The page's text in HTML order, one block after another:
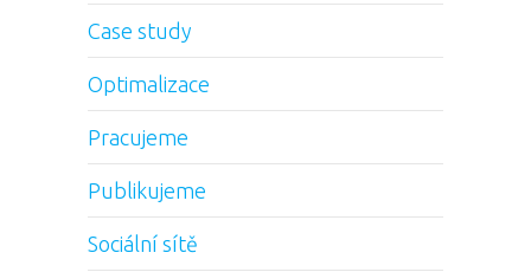
Case study
Optimalizace
Pracujeme
Publikujeme
Sociální sítě